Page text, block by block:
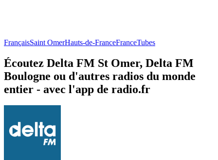
FrançaisSaint OmerHauts-de-FranceFranceTubes
Écoutez Delta FM St Omer, Delta FM
Boulogne ou d'autres radios du monde
entier - avec l'app de radio.fr